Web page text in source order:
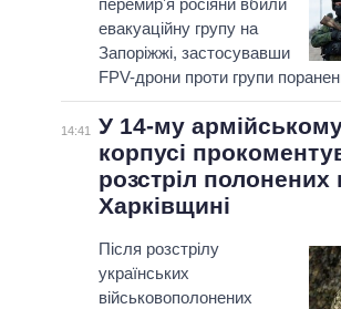
перемирʼя росіяни вбили
евакуаційну групу на
Запоріжжі, застосувавши
FPV-дрони проти групи
14:41
У 14-му
корпусі
розстріл полонених
Харківщині
Після розстрілу
українських
військовополонених